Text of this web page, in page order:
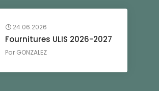
24.06.2026
Fournitures ULIS 2026-2027
Par GONZALEZ